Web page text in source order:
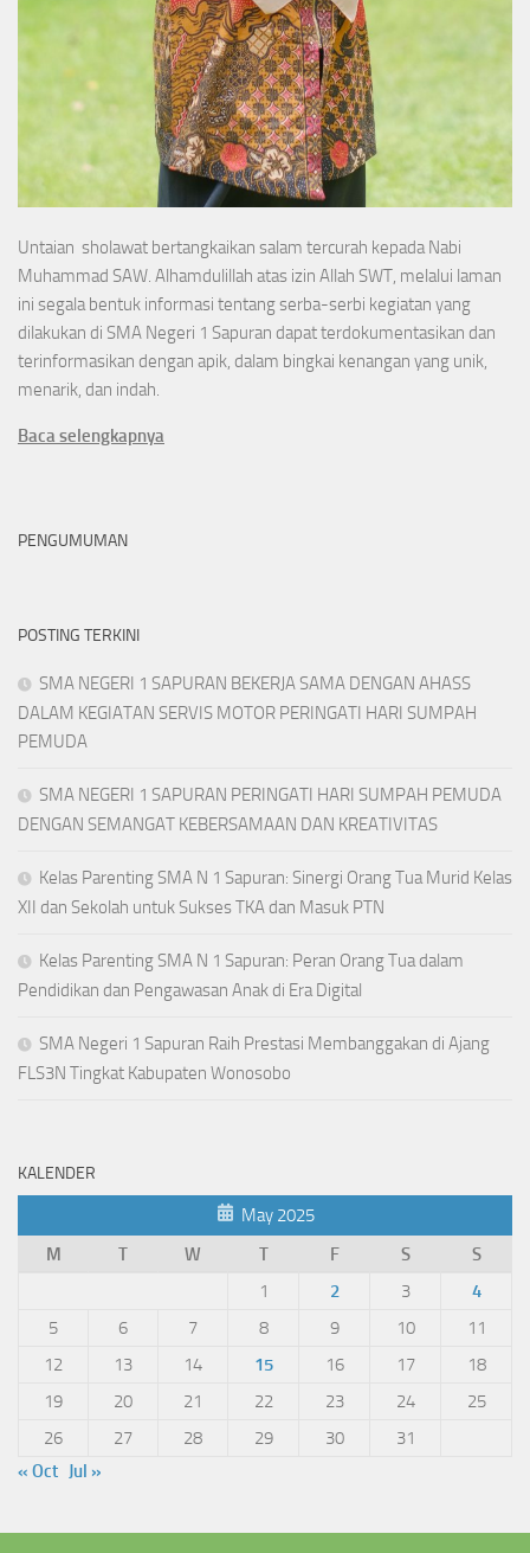
Untaian sholawat bertangkaikan salam tercurah kepada Nabi
Muhammad SAW. Alhamdulillah atas izin Allah SWT, melalui laman
ini segala bentuk informasi tentang serba-serbi kegiatan yang
dilakukan di SMA Negeri 1 Sapuran dapat terdokumentasikan dan
terinformasikan dengan apik, dalam bingkai kenangan yang unik,
menarik, dan indah.
Baca selengkapnya
PENGUMUMAN
POSTING TERKINI
SMA NEGERI 1 SAPURAN BEKERJA SAMA DENGAN AHASS
DALAM KEGIATAN SERVIS MOTOR PERINGATI HARI SUMPAH
PEMUDA
SMA NEGERI 1 SAPURAN PERINGATI HARI SUMPAH PEMUDA
DENGAN SEMANGAT KEBERSAMAAN DAN KREATIVITAS
Kelas Parenting SMA N 1 Sapuran: Sinergi Orang Tua Murid Kelas
XII dan Sekolah untuk Sukses TKA dan Masuk PTN
Kelas Parenting SMA N 1 Sapuran: Peran Orang Tua dalam
Pendidikan dan Pengawasan Anak di Era Digital
SMA Negeri 1 Sapuran Raih Prestasi Membanggakan di Ajang
FLS3N Tingkat Kabupaten Wonosobo
KALENDER
May 2025
M
T W T F S
S
1
2 3
4
5
6 7 8 9 10
11
12
13 14 15 16 17
18
19
20 21 22 23 24
25
26
27 28 29 30
31
« Oct Jul »